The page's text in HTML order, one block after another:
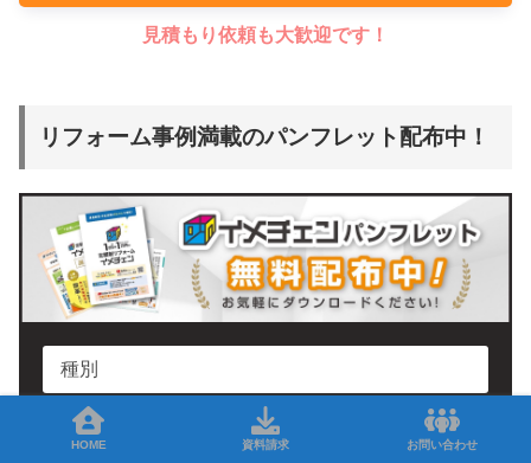
見積もり依頼も大歓迎です！
リフォーム事例満載のパンフレット配布中！
HOME 資料請求 お問い合わせ